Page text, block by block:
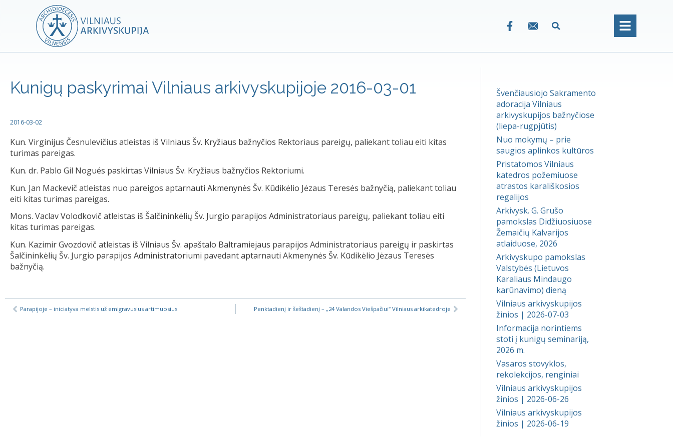
Kunigų paskyrimai Vilniaus arkivyskupijoje 2016-03-01
2016-03-02
Kun. Virginijus Česnulevičius atleistas iš Vilniaus Šv. Kryžiaus bažnyčios Rektoriaus pareigų, paliekant toliau eiti kitas
turimas pareigas.
Kun. dr. Pablo Gil Nogués paskirtas Vilniaus Šv. Kryžiaus bažnyčios Rektoriumi.
Kun. Jan Mackevič atleistas nuo pareigos aptarnauti Akmenynės Šv. Kūdikėlio Jėzaus Teresės bažnyčią, paliekant toliau
eiti kitas turimas pareigas.
Mons. Vaclav Volodkovič atleistas iš Šalčininkėlių Šv. Jurgio parapijos Administratoriaus pareigų, paliekant toliau eiti
kitas turimas pareigas.
Kun. Kazimir Gvozdovič atleistas iš Vilniaus Šv. apaštalo Baltramiejaus parapijos Administratoriaus pareigų ir paskirtas
Šalčininkėlių Šv. Jurgio parapijos Administratoriumi pavedant aptarnauti Akmenynės Šv. Kūdikėlio Jėzaus Teresės
bažnyčią.
Parapijoje – iniciatyva melstis už emigravusius artimuosius Penktadienį ir šeštadienį – „24 Valandos Viešpačiui“ Vilniaus arkikatedroje
Švenčiausiojo Sakramento
adoracija Vilniaus
arkivyskupijos bažnyčiose
(liepa-rugpjūtis)
Nuo mokymų – prie
saugios aplinkos kultūros
Pristatomos Vilniaus
katedros požemiuose
atrastos karališkosios
regalijos
Arkivysk. G. Grušo
pamokslas Didžiuosiuose
Žemaičių Kalvarijos
atlaiduose, 2026
Arkivyskupo pamokslas
Valstybės (Lietuvos
Karaliaus Mindaugo
karūnavimo) dieną
Vilniaus arkivyskupijos
žinios | 2026-07-03
Informacija norintiems
stoti į kunigų seminariją,
2026 m.
Vasaros stovyklos,
rekolekcijos, renginiai
Vilniaus arkivyskupijos
žinios | 2026-06-26
Vilniaus arkivyskupijos
žinios | 2026-06-19